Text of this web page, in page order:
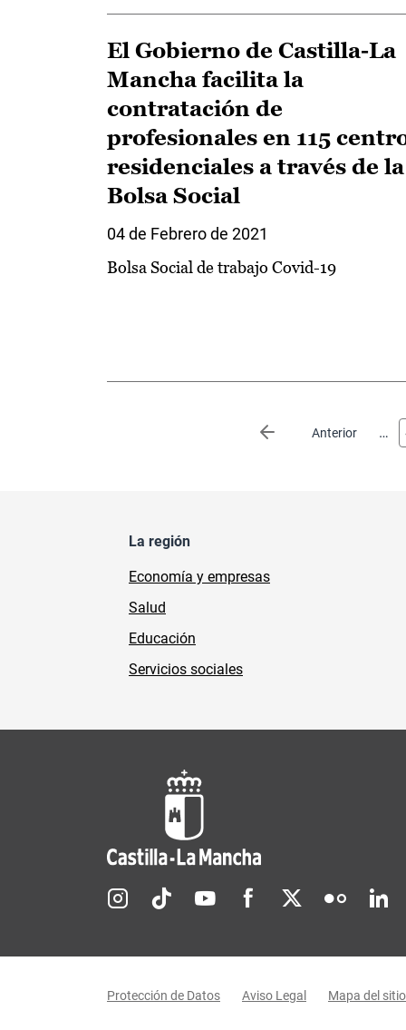
El Gobierno de Castilla-La
Mancha facilita la
contratación de
profesionales en 115
residenciales a través de la
Bolsa Social
04 de Febrero de 2021
Bolsa Social de trabajo Covid-19
Anterior
Página anterior …
La región
Economía y empresas
Salud
Educación
Servicios sociales
Redes sociales JCCM
Protección de Datos Aviso Legal Mapa del sitio